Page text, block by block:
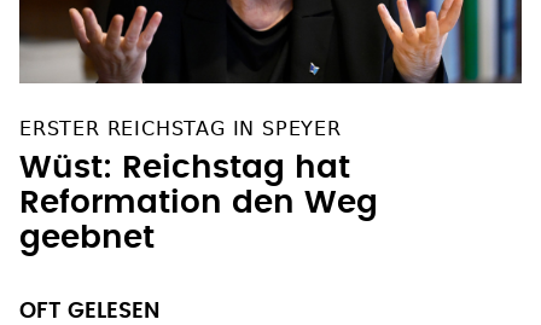
ERSTER REICHSTAG IN SPEYER
Wüst: Reichstag hat
Reformation den Weg
geebnet
OFT GELESEN